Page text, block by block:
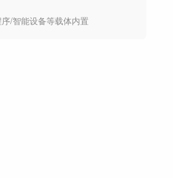
/智能设备等载体内置